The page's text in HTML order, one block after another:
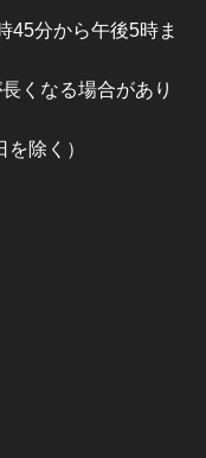
45分から午後5時ま
くなる場合があり
除く）